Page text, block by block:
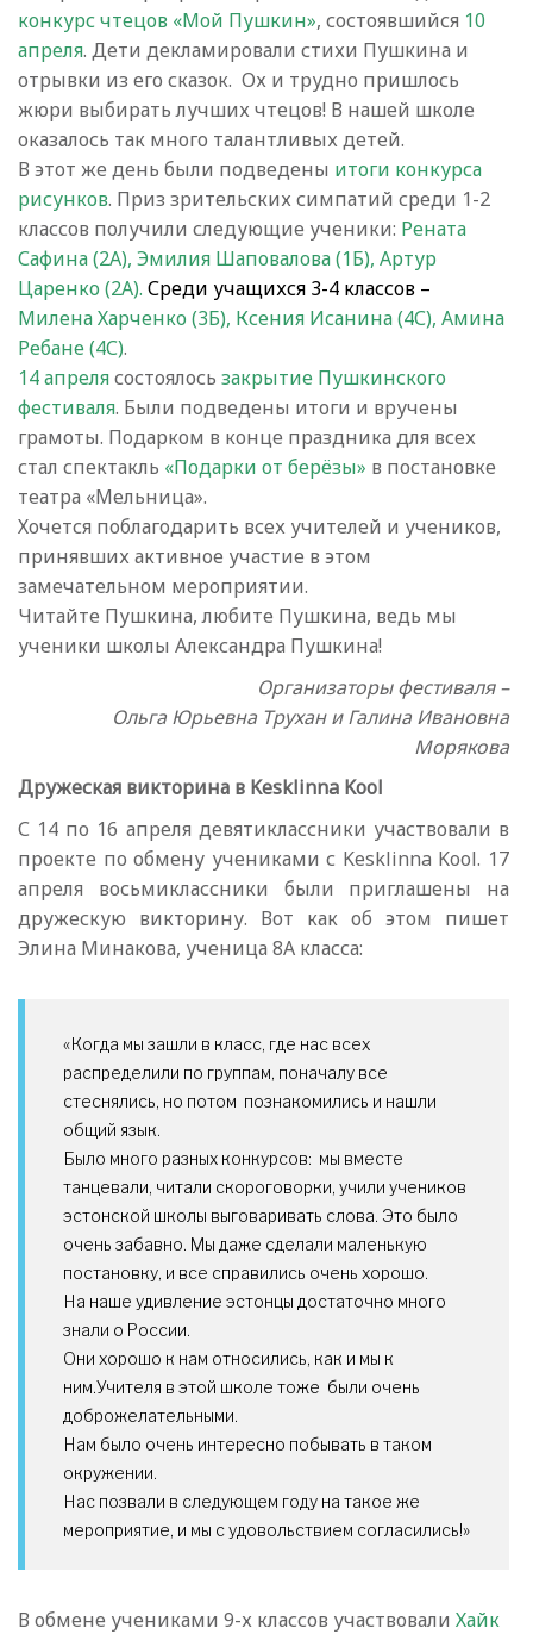
конкурс чтецов «Мой Пушкин», состоявшийся 10
апреля. Дети декламировали стихи Пушкина и
отрывки из его сказок. Ох и трудно пришлось
жюри выбирать лучших чтецов! В нашей школе
оказалось так много талантливых детей.
В этот же день были подведены итоги конкурса
рисунков. Приз зрительских симпатий среди 1-2
классов получили следующие ученики: Рената
Сафина (2А), Эмилия Шаповалова (1Б), Артур
Царенко (2А). Среди учащихся 3-4 классов –
Милена Харченко (3Б), Ксения Исанина (4С), Амина
Ребане (4С).
14 апрелясостоялось закрытие Пушкинского
фестиваля. Были подведены итоги и вручены
грамоты. Подарком в конце праздника для всех
стал спектакль «Подарки от берёзы» в постановке
театра «Мельница».
Хочется поблагодарить всех учителей и учеников,
принявших активное участие в этом
замечательном мероприятии.
Читайте Пушкина, любите Пушкина, ведь мы
ученики школы Александра Пушкина!
Организаторы фестиваля –
Ольга Юрьевна Трухан и Галина Ивановна
Морякова
Дружеская викторина в Kesklinna Kool
С 14 по 16 апреля девятиклассники участвовали в
проекте по обмену учениками с Kesklinna Kool. 17
апреля восьмиклассники были приглашены на
дружескую викторину. Вот как об этом пишет
Элина Минакова, ученица 8А класса:
«Когда мы зашли в класс, где нас всех
распределили по группам, поначалу все
стеснялись, но потом познакомились и нашли
общий язык.
Было много разных конкурсов: мы вместе
танцевали, читали скороговорки, учили учеников
эстонской школы выговаривать слова. Это было
очень забавно. Мы даже сделали маленькую
постановку, и все справились очень хорошо.
На наше удивление эстонцы достаточно много
знали о России.
Они хорошо к нам относились, как и мы к
ним.Учителя в этой школе тоже были очень
доброжелательными.
Нам было очень интересно побывать в таком
окружении.
Нас позвали в следующем году на такое же
мероприятие, и мы с удовольствием согласились!»
В обмене учениками 9-х классов участвовали Хайк